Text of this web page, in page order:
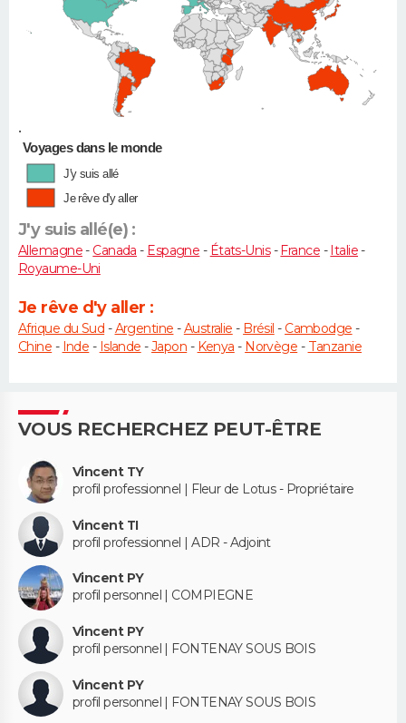
•
Voyages dans le monde
J'y suis allé
Je rêve d'y aller
J'y suis allé(e) :
Allemagne- Canada - Espagne - États-Unis- France - Italie-
Royaume-Uni
Je rêve d'y aller :
Afrique du Sud -Argentine -Australie - Brésil - Cambodge -
Chine - Inde - Islande -Japon - Kenya - Norvège - Tanzanie
VOUS RECHERCHEZ PEUT-ÊTRE
Vincent TY
profil professionnel | Fleur de Lotus - Propriétaire
Vincent TI
profil professionnel | ADR - Adjoint
Vincent PY
profil personnel | COMPIEGNE
Vincent PY
profil personnel | FONTENAY SOUS BOIS
Vincent PY
profil personnel | FONTENAY SOUS BOIS